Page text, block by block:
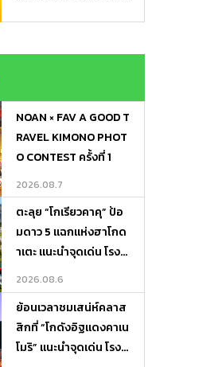
ไม่ต้องถือของ ! Lugga
NOAN × FAV A GOOD T
RAVEL KIMONO PHOT
O CONTEST ครั้งที่ 1
2026.08.7
ตะลุย “โกเรียวคาคุ” ป้อ
มดาว 5 แฉกแห่งฮาโกด
าเตะ แนะนำจุดเด่น โรงแ
ศ
2026.08.6
ย้อนเวลาชมเสน่ห์คลาส
สิกที่ “โกดังอิฐแดงคาเน
โมริ” แนะนำจุดเด่น โรงแ